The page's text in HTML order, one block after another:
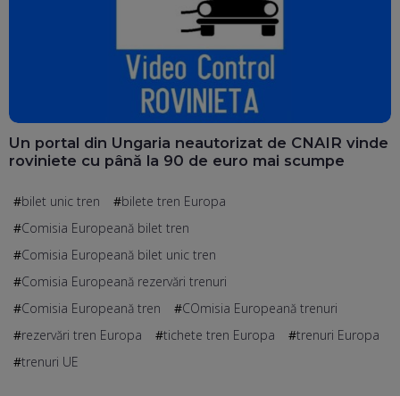
Un portal din Ungaria neautorizat de CNAIR vinde
roviniete cu până la 90 de euro mai scumpe
bilet unic tren
bilete tren Europa
Comisia Europeană bilet tren
Comisia Europeană bilet unic tren
Comisia Europeană rezervări trenuri
Comisia Europeană tren
COmisia Europeană trenuri
rezervări tren Europa
tichete tren Europa
trenuri Europa
trenuri UE